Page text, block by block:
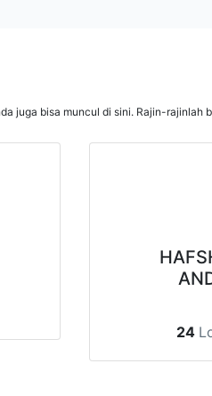
juga bisa muncul di sini. Rajin-rajinlah
24